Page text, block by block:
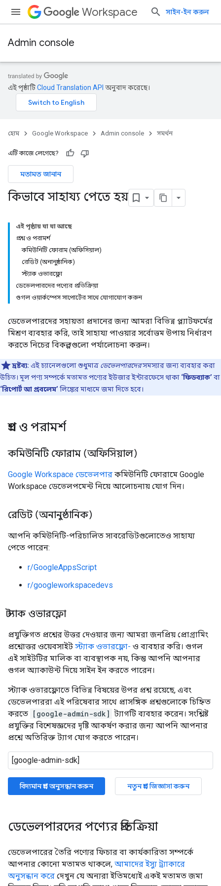
Workspace সাইন-ইন করুন
Admin console
এই পৃষ্ঠাটিCloud Translation API অনুবাদ করেছে।
হোম Google Workspace Admin console সমর্থন
এটি কাজে লেগেছে?
মতামত জানান
কিভাবে সাহায্য পেতে হয়
এই পৃষ্ঠায় যা যা আছে
প্রশ্ন ও পরামর্শ
কমিউনিটি ফোরাম (অফিসিয়াল)
রেডিট (অনানুষ্ঠানিক)
স্ট্যাক ওভারফ্লো
ডেভেলপারদের পণ্যের প্রতিক্রিয়া
গুগল ওয়ার্কস্পেস সাপোর্টের সাথে যোগাযোগ করুন
ডেভেলপারদের সহায়তা প্রদানের জন্য আমরা বিভিন্ন প্ল্যাটফর্মের
মিশ্রণ ব্যবহার করি, তাই সাহায্য পাওয়ার সর্বোত্তম উপায় নির্ধারণ
করতে নিচের বিকল্পগুলো পর্যালোচনা করুন।
দ্রষ্টব্য: এই চ্যানেলগুলো শুধুমাত্র ডেভেলপারদেরসমস্যার জন্য ব্যবহার করা
উচিত। মূল পণ্য সম্পর্কে মতামত পণ্যের ইউজার ইন্টারফেসে থাকা ‘ফিডব্যাক’ বা
‘রিপোর্ট আ প্রবলেম’ লিঙ্কের মাধ্যমে জমা দিতে হবে।
প্রশ্ন ও পরামর্শ
কমিউনিটি ফোরাম (অফিসিয়াল)
Google Workspace ডেভেলপার কমিউনিটি ফোরামে Google
Workspace ডেভেলপমেন্ট নিয়ে আলোচনায় যোগ দিন।
রেডিট (অনানুষ্ঠানিক)
আপনি কমিউনিটি-পরিচালিত সাবরেডিটগুলোতেও সাহায্য
পেতে পারেন:
r/GoogleAppsScript
r/googleworkspacedevs
স্ট্যাক ওভারফ্লো
প্রযুক্তিগত প্রশ্নের উত্তর দেওয়ার জন্য আমরা জনপ্রিয় প্রোগ্রামিং
প্রশ্নোত্তর ওয়েবসাইট স্ট্যাক ওভারফ্লো- ও ব্যবহার করি। গুগল
এই সাইটটির মালিক বা ব্যবস্থাপক নয়, কিন্তু আপনি আপনার
গুগল অ্যাকাউন্ট দিয়ে সাইন ইন করতে পারেন।
স্ট্যাক ওভারফ্লোতে বিভিন্ন বিষয়ের উপর প্রশ্ন রয়েছে, এবং
ডেভেলপাররা এই পরিষেবার সাথে প্রাসঙ্গিক প্রশ্নগুলোকে চিহ্নিত
করতে [google-admin-sdk] ট্যাগটি ব্যবহার করেন। সংশ্লিষ্ট
প্রযুক্তির বিশেষজ্ঞদের দৃষ্টি আকর্ষণ করার জন্য আপনি আপনার
প্রশ্নে অতিরিক্ত ট্যাগ যোগ করতে পারেন।
বিদ্যমান প্রশ্ন অনুসন্ধান করুন নতুন প্রশ্ন জিজ্ঞাসা করুন
ডেভেলপারদের পণ্যের প্রতিক্রিয়া
ডেভেলপারের তৈরি পণ্যের ফিচার বা কার্যকারিতা সম্পর্কে
আপনার কোনো মতামত থাকলে, আমাদের ইস্যু ট্র্যাকারে
অনুসন্ধান করে দেখুন যে অন্যরা ইতিমধ্যেই একই মতামত জমা